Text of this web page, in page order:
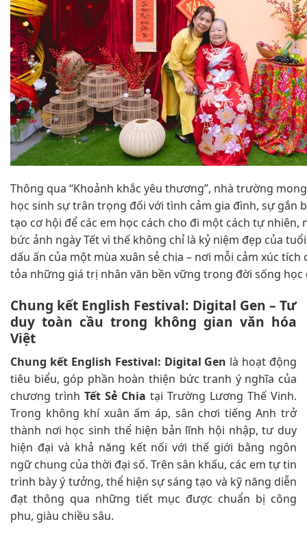
Thông qua “Khoảnh khắc yêu thương”, nhà trường
học sinh sự trân trọng đối với tình cảm gia đình, sự gắn
tạo cơ hội để các em học cách cho đi một cách tự nhiên,
bức ảnh ngày Tết vì thế không chỉ là kỷ niệm đẹp của
dấu ấn của một mùa xuân sẻ chia – nơi mỗi cảm xúc
tỏa những giá trị nhân văn bền vững trong đời sống học
Chung kết English Festival: Digital Gen – Tư
duy toàn cầu trong không gian văn hóa
Việt
Chung kết English Festival: Digital Gen là hoạt động
tiêu biểu, góp phần hoàn thiện bức tranh ý nghĩa của
chương trình Tết Sẻ Chia tại Trường Lương Thế Vinh.
Trong không khí xuân ấm áp, sân chơi tiếng Anh trở
thành nơi học sinh thể hiện bản lĩnh hội nhập, tư duy
hiện đại và khả năng kết nối với thế giới bằng ngôn
ngữ chung của thời đại số. Trên sân khấu, các em tự tin
trình bày ý tưởng, thể hiện sự sáng tạo và kỹ năng diễn
đạt thông qua những tiết mục được chuẩn bị công
phu, giàu chiều sâu.